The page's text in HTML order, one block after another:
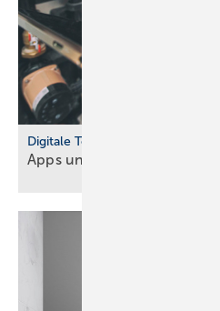
Digitale Tools
Apps und Soft­ware für